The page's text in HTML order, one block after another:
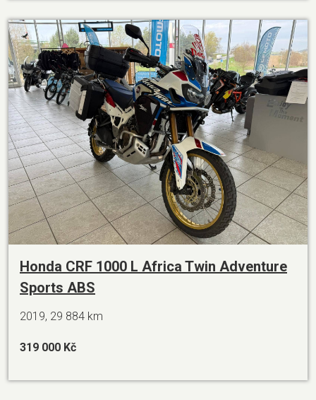
Honda CRF 1000 L Africa Twin Adventure
Sports ABS
2019, 29 884 km
319 000 Kč